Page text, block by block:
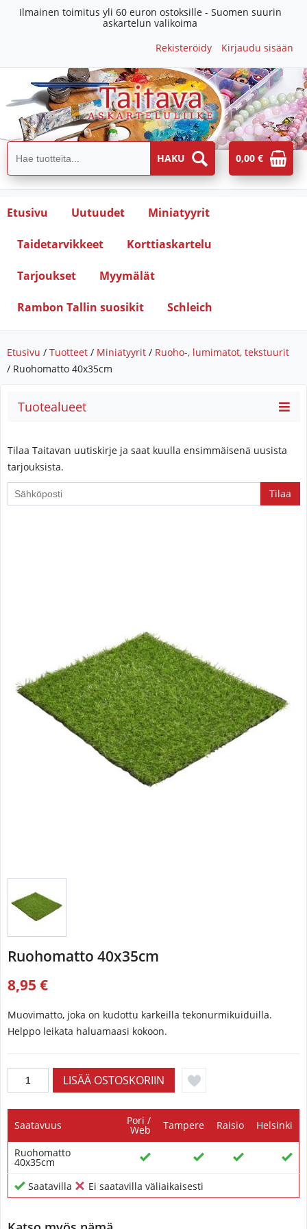
Ilmainen toimitus yli 60 euron ostoksille - Suomen suurin
askartelun valikoima
Rekisteröidy
Kirjaudu sisään
0,00 €
Etusivu Uutuudet Miniatyyrit
Taidetarvikkeet Korttiaskartelu
Tarjoukset Myymälät
Rambon Tallin suosikit Schleich
Etusivu / Tuotteet / Miniatyyrit / Ruoho-, lumimatot, tekstuurit
/ Ruohomatto 40x35cm
Tuotealueet
Tilaa Taitavan uutiskirje ja saat kuulla ensimmäisenä uusista
tarjouksista.
you
Ruohomatto 40x35cm
8,95 €
Muovimatto, joka on kudottu karkeilla tekonurmikuiduilla.
Helppo leikata haluamaasi kokoon.
Saatavuus Pori /
Web Tampere Raisio Helsinki
Ruohomatto
40x35cm
Saatavilla
Ei saatavilla väliaikaisesti